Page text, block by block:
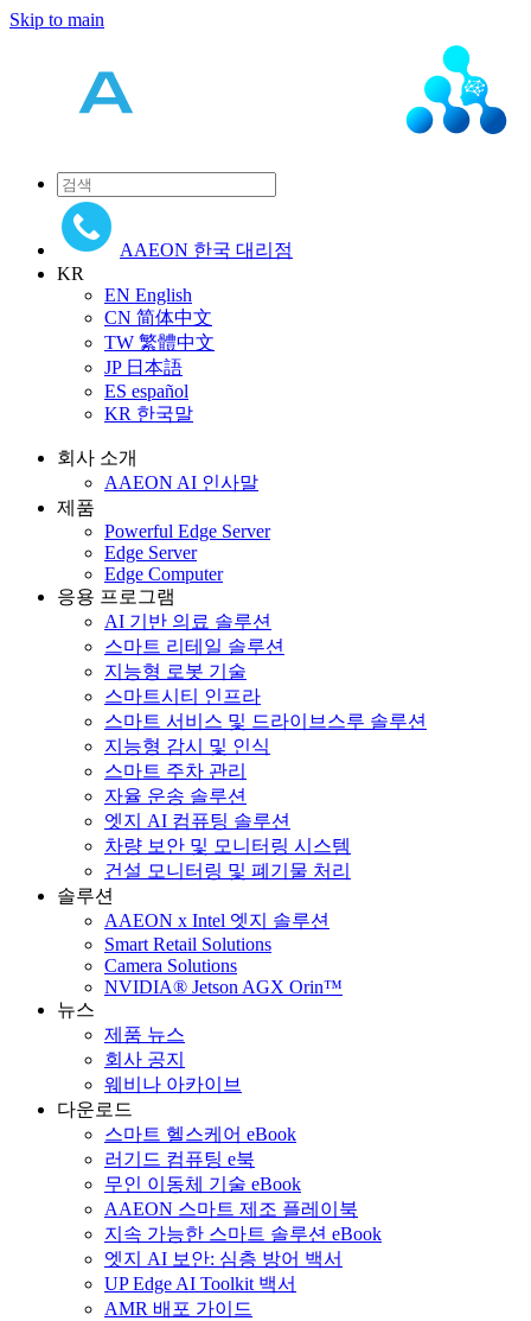
Skip to main
AAEON 한국 대리점
KR
EN English
CN 简体中文
TW 繁體中文
JP 日本語
ES español
KR 한국말
회사 소개
AAEON AI 인사말
제품
Powerful Edge Server
Edge Server
Edge Computer
응용 프로그램
AI 기반 의료 솔루션
스마트 리테일 솔루션
지능형 로봇 기술
스마트시티 인프라
스마트 서비스 및 드라이브스루 솔루션
지능형 감시 및 인식
스마트 주차 관리
자율 운송 솔루션
엣지 AI 컴퓨팅 솔루션
차량 보안 및 모니터링 시스템
건설 모니터링 및 폐기물 처리
솔루션
AAEON x Intel 엣지 솔루션
Smart Retail Solutions
Camera Solutions
NVIDIA® Jetson AGX Orin™
뉴스
제품 뉴스
회사 공지
웨비나 아카이브
다운로드
스마트 헬스케어 eBook
러기드 컴퓨팅 e북
무인 이동체 기술 eBook
AAEON 스마트 제조 플레이북
지속 가능한 스마트 솔루션 eBook
엣지 AI 보안: 심층 방어 백서
UP Edge AI Toolkit 백서
AMR 배포 가이드